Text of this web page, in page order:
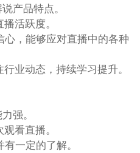
产品特点。
活跃度。
，能够应对直播中的各种
业动态，持续学习提升。
强。
看直播。
一定的了解。